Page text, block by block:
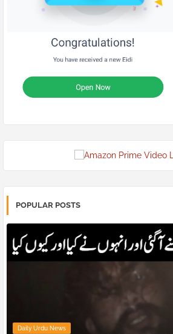
POPULAR POSTS
Daily Urdu News